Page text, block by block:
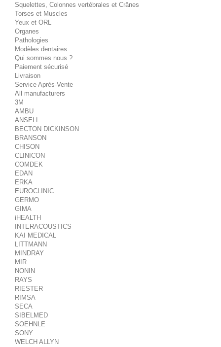
Squelettes, Colonnes vertébrales et Crânes
Torses et Muscles
Yeux et ORL
Organes
Pathologies
Modèles dentaires
Qui sommes nous ?
Paiement sécurisé
Livraison
Service Après-Vente
All manufacturers
3M
AMBU
ANSELL
BECTON DICKINSON
BRANSON
CHISON
CLINICON
COMDEK
EDAN
ERKA
EUROCLINIC
GERMO
GIMA
iHEALTH
INTERACOUSTICS
KAI MEDICAL
LITTMANN
MINDRAY
MIR
NONIN
RAYS
RIESTER
RIMSA
SECA
SIBELMED
SOEHNLE
SONY
WELCH ALLYN